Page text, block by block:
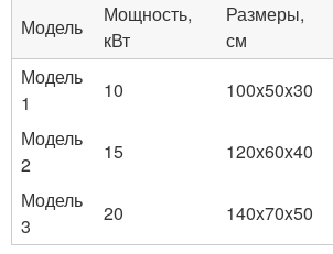
Модель
Мощность,
кВт
Размеры,
см
Модель
1
10 100x50x30
Модель
2
15 120x60x40
Модель
3
20 140x70x50